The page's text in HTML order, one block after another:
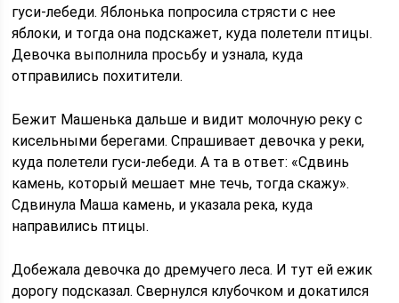
гуси-лебеди. Яблонька попросила стрясти с нее
яблоки, и тогда она подскажет, куда полетели птицы.
Девочка выполнила просьбу и узнала, куда
отправились похитители.
Бежит Машенька дальше и видит молочную реку с
кисельными берегами. Спрашивает девочка у реки,
куда полетели гуси-лебеди. А та в ответ: «Сдвинь
камень, который мешает мне течь, тогда скажу».
Сдвинула Маша камень, и указала река, куда
направились птицы.
Добежала девочка до дремучего леса. И тут ей ежик
дорогу подсказал. Свернулся клубочком и докатился